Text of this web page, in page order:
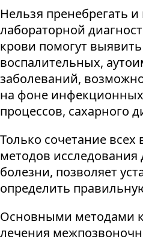
Нельзя пренебрегать
лабораторной
крови помогут
воспалительных,
заболеваний,
на фоне
процессов, сахарного
Только сочетание
методов
болезни, позволяет
определить
Основными методами
лечения